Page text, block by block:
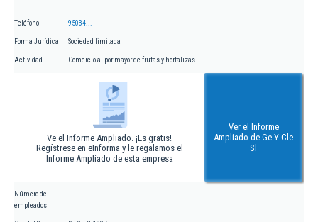
Teléfono 95034...
Forma Jurídica Sociedad limitada
Actividad Comercio al por mayor de frutas y hortalizas
Ve el Informe Ampliado. ¡Es gratis!
Regístrese en eInforma y le regalamos el
Informe Ampliado de esta empresa
Ver el Informe
Ampliado de Ge Y Cle
Sl
Número de
empleados